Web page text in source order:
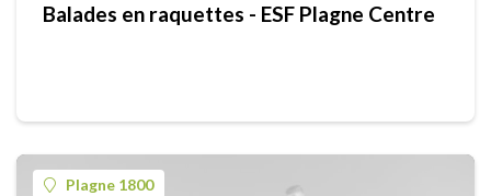
Balades en raquettes - ESF Plagne Centre
Plagne 1800